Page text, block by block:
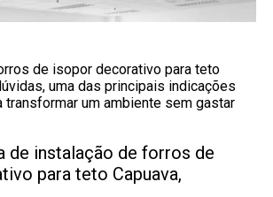
de isopor decorativo para teto
uma das principais indicações
transformar um ambiente sem gastar
de instalação de forros de
para teto Capuava,